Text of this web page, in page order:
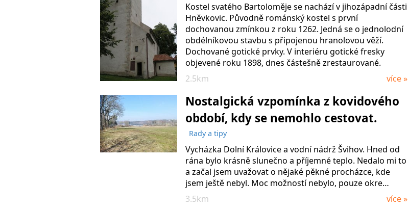
Kostel svatého Bartoloměje se nachází v jihozápadní části
Hněvkovic. Původně románský kostel s první
dochovanou zmínkou z roku 1262. Jedná se o jednolodní
obdélníkovou stavbu s připojenou hranolovou věží.
Dochované gotické prvky. V interiéru gotické fresky
objevené roku 1898, dnes částešně zrestaurované.
2.5km
více »
Nostalgická vzpomínka z kovidového
období, kdy se nemohlo cestovat.
Rady a tipy
Vycházka Dolní Královice a vodní nádrž Švihov. Hned od
rána bylo krásně slunečno a příjemné teplo. Nedalo mi to
a začal jsem uvažovat o nějaké pěkné procházce, kde
jsem ještě nebyl. Moc možností nebylo, pouze okre…
3.5km
více »